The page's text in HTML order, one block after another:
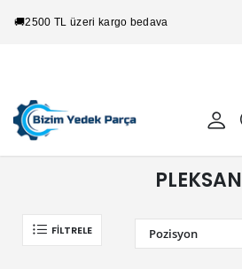
🚚2500 TL üzeri kargo bedava
PLEKSAN
FILTRELE